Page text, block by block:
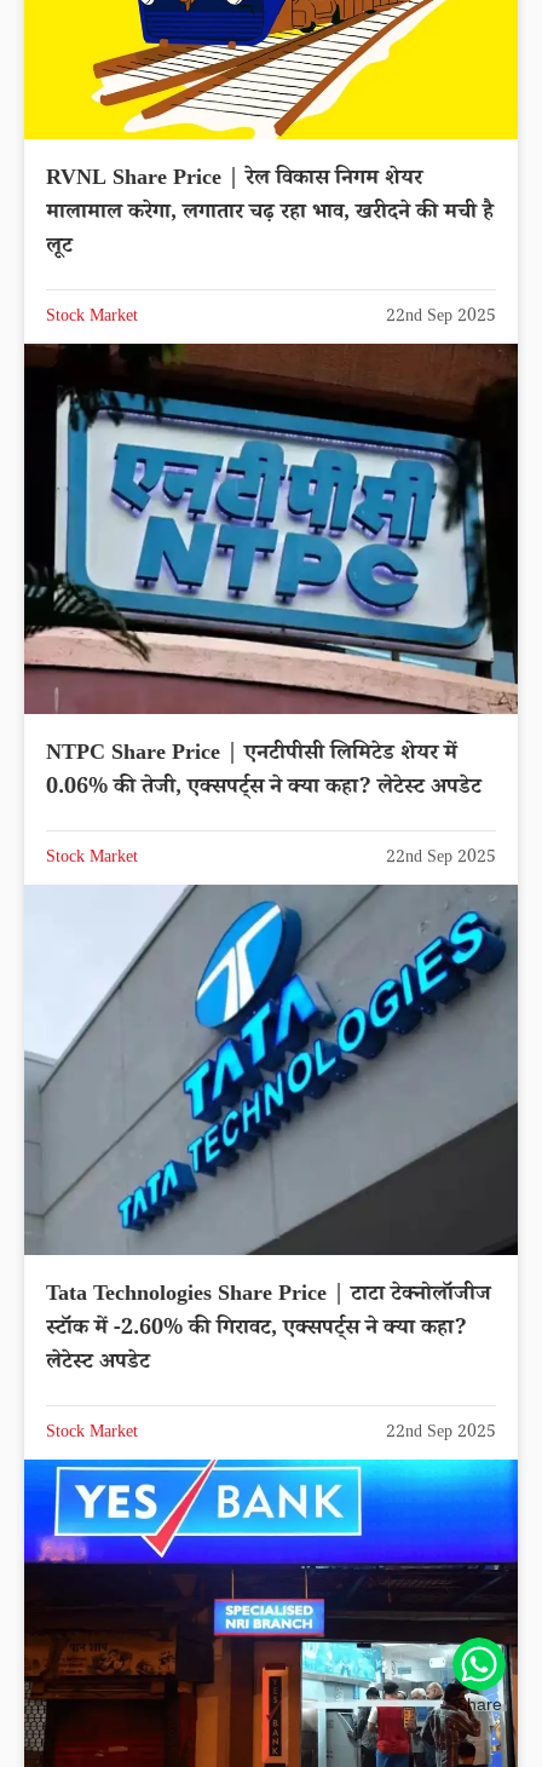
RVNL Share Price | रेल विकास निगम शेयर
मालामाल करेगा, लगातार चढ़ रहा भाव, खरीदने की मची है
लूट
Stock Market 22nd Sep 2025
NTPC Share Price | एनटीपीसी लिमिटेड शेयर में
0.06% की तेजी, एक्सपर्ट्स ने क्या कहा? लेटेस्ट अपडेट
Stock Market 22nd Sep 2025
Tata Technologies Share Price | टाटा टेक्नोलॉजीज
स्टॉक में -2.60% की गिरावट, एक्सपर्ट्स ने क्या कहा?
लेटेस्ट अपडेट
Stock Market 22nd Sep 2025
Share